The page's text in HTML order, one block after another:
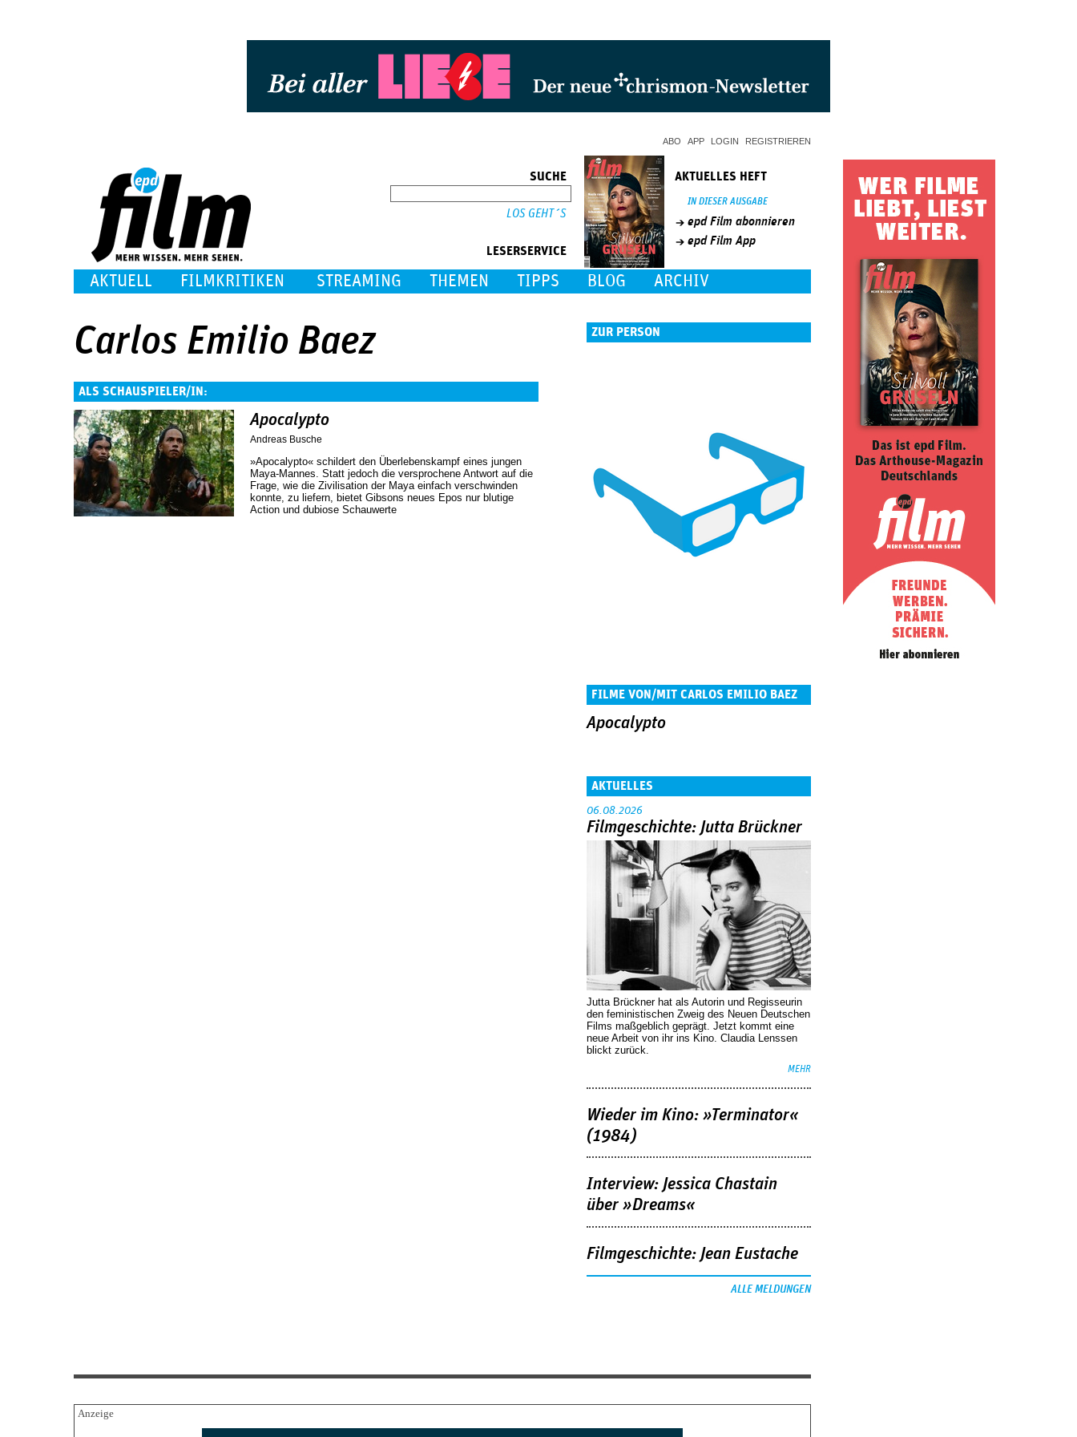
ABO APP LOGIN REGISTRIEREN
SUCHE
LESERSERVICE
AKTUELLES HEFT
IN DIESER AUSGABE
epd Film abonnieren
epd Film App
AKTUELL FILMKRITIKEN STREAMING THEMEN TIPPS BLOG ARCHIV
Carlos Emilio Baez
ALS SCHAUSPIELER/IN:
Apocalypto
Andreas Busche
»Apocalypto« schildert den Überlebenskampf eines jungen
Maya-Mannes. Statt jedoch die versprochene Antwort auf die
Frage, wie die Zivilisation der Maya einfach verschwinden
konnte, zu liefern, bietet Gibsons neues Epos nur blutige
Action und dubiose Schauwerte
ZUR PERSON
FILME VON/MIT CARLOS EMILIO BAEZ
Apocalypto
AKTUELLES
06.08.2026
Filmgeschichte: Jutta Brückner
Jutta Brückner hat als Autorin und Regisseurin
den feministischen Zweig des Neuen Deutschen
Films maßgeblich geprägt. Jetzt kommt eine
neue Arbeit von ihr ins Kino. Claudia Lenssen
blickt zurück.
MEHR
Wieder im Kino: »Terminator«
(1984)
Interview: Jessica Chastain
über »Dreams«
Filmgeschichte: Jean Eustache
ALLE MELDUNGEN